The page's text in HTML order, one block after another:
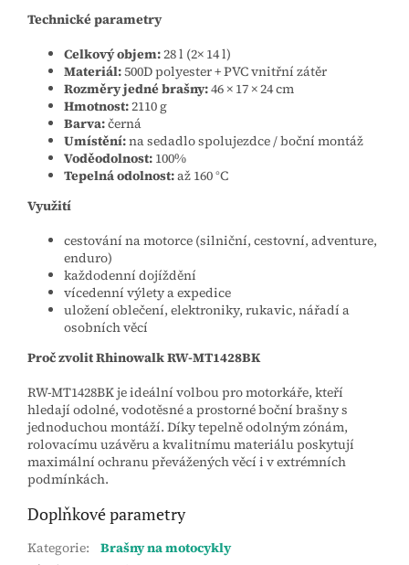
Technické parametry
Celkový objem:28 l (2× 14 l)
Materiál:500D polyester + PVC vnitřní zátěr
Rozměry jedné brašny:46 × 17 × 24 cm
Hmotnost:2110 g
Barva:černá
Umístění:na sedadlo spolujezdce / boční montáž
Voděodolnost: 100%
Tepelná odolnost:až 160 °C
Využití
cestování na motorce (silniční, cestovní, adventure,
enduro)
každodenní dojíždění
vícedenní výlety a expedice
uložení oblečení, elektroniky, rukavic, nářadí a
osobních věcí
Proč zvolit Rhinowalk RW‑MT1428BK
RW‑MT1428BK je ideální volbou pro motorkáře, kteří
hledají odolné, vodotěsné a prostorné boční brašny s
jednoduchou montáží. Díky tepelně odolným zónám,
rolovacímu uzávěru a kvalitnímu materiálu poskytují
maximální ochranu převážených věcí i v extrémních
podmínkách.
Doplňkové parametry
Kategorie:
Brašny na motocykly